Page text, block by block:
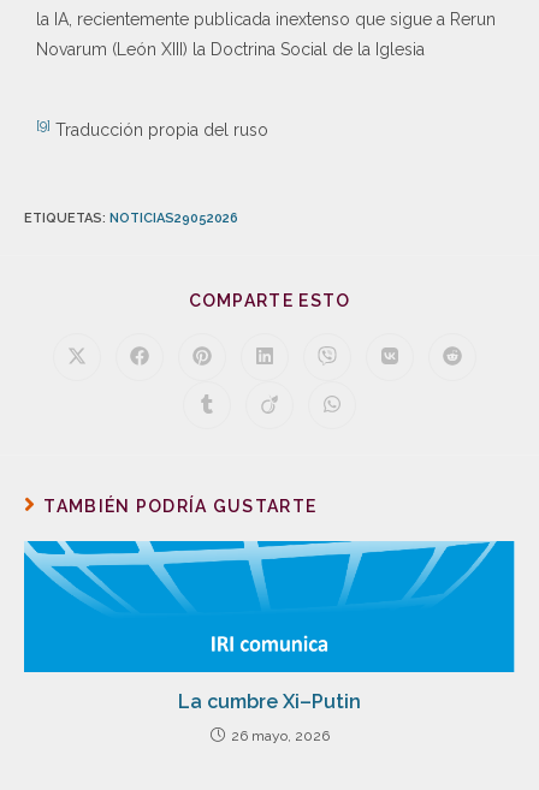
la IA, recientemente publicada inextenso que sigue a Rerun
Novarum (León XIII) la Doctrina Social de la Iglesia
[9] Traducción propia del ruso
ETIQUETAS: NOTICIAS29052026
COMPARTE ESTO
TAMBIÉN PODRÍA GUSTARTE
La cumbre Xi–Putin
26 mayo, 2026